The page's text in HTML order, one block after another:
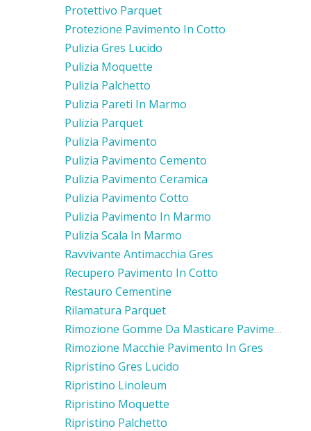
Protettivo Parquet
Protezione Pavimento In Cotto
Pulizia Gres Lucido
Pulizia Moquette
Pulizia Palchetto
Pulizia Pareti In Marmo
Pulizia Parquet
Pulizia Pavimento
Pulizia Pavimento Cemento
Pulizia Pavimento Ceramica
Pulizia Pavimento Cotto
Pulizia Pavimento In Marmo
Pulizia Scala In Marmo
Ravvivante Antimacchia Gres
Recupero Pavimento In Cotto
Restauro Cementine
Rilamatura Parquet
Rimozione Gomme Da Masticare Pavimento Cemento
Rimozione Macchie Pavimento In Gres
Ripristino Gres Lucido
Ripristino Linoleum
Ripristino Moquette
Ripristino Palchetto